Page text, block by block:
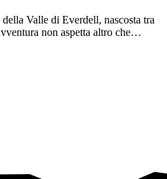
Valle di Everdell, nascosta tra
non aspetta altro che…